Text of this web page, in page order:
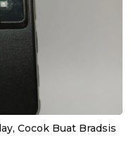
Cocok Buat Bradsis